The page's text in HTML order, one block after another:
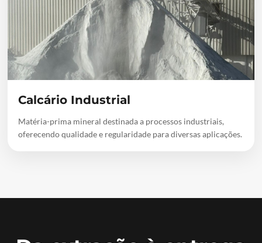
Calcário Industrial
Matéria-prima mineral destinada a processos industriais,
oferecendo qualidade e regularidade para diversas aplicações.